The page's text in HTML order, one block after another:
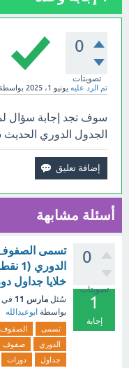
0
تصويتات
تم الرد عليه يونيو 1، 2025
سوف تجد إجابة سؤال
الجدول الدوري الحديث
أسئلة مشابهة
0
تصويتات
1
إجابة
تسمى الصفوف
خلايا جداول
سُئل مارس 11 في
بواسطة ابوعبدالله
تسمى الصفوف
الدوري
صفوف
جداول
دورات